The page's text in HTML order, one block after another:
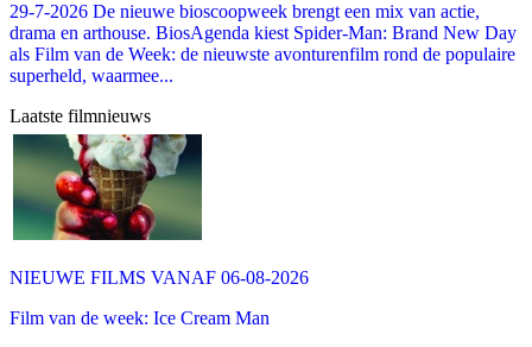
29-7-2026 De nieuwe bioscoopweek brengt een mix van actie,
drama en arthouse. BiosAgenda kiest Spider-Man: Brand New Day
als Film van de Week: de nieuwste avonturenfilm rond de populaire
superheld, waarmee...
Laatste filmnieuws
NIEUWE FILMS VANAF 06-08-2026
Film van de week: Ice Cream Man